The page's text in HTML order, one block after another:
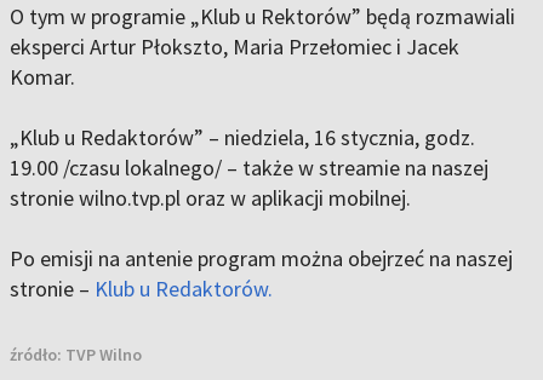
O tym w programie „Klub u Rektorów” będą rozmawiali
eksperci Artur Płokszto, Maria Przełomiec i Jacek
Komar.
„Klub u Redaktorów” – niedziela, 16 stycznia, godz.
19.00 /czasu lokalnego/ – także w streamie na naszej
stronie wilno.tvp.pl oraz w aplikacji mobilnej.
Po emisji na antenie program można obejrzeć na naszej
stronie – Klub u Redaktorów.
źródło: TVP Wilno